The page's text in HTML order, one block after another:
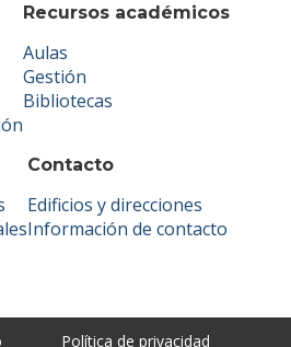
Recursos académicos
Aulas
Gestión
Bibliotecas
Contacto
Edificios y direcciones
Información de contacto
Política de privacidad